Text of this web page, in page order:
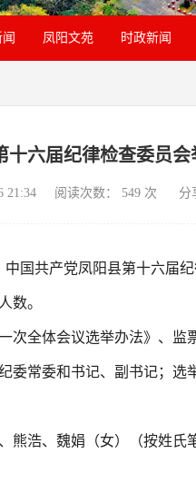
凤阳文苑 时政新闻
十六届纪律检查委员
21:34 阅读次数： 549次 分
国共产党凤阳县第十六届
数。
次全体会议选举办法》、
委常委和书记、副书记；
熊浩、魏娟（女）（按姓